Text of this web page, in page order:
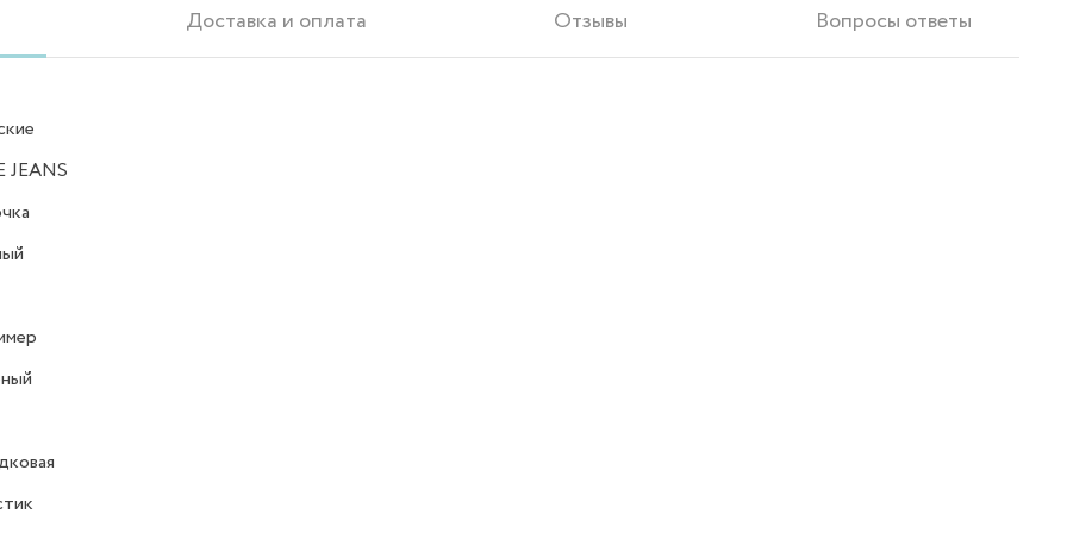
Доставка и оплата Отзывы Вопросы ответы
JEANS